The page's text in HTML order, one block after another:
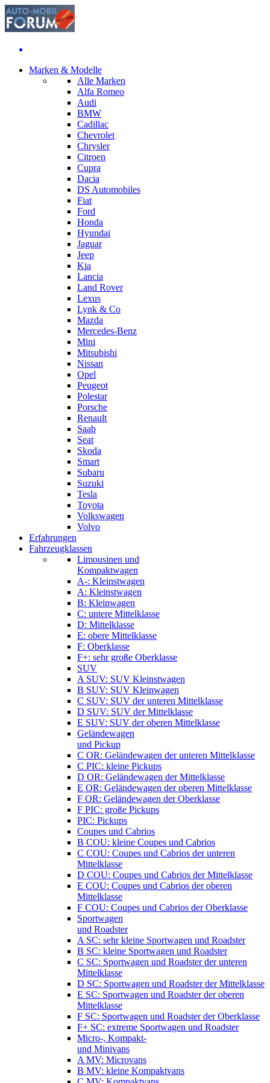
Marken & Modelle
Alle Marken
Alfa Romeo
Audi
BMW
Cadillac
Chevrolet
Chrysler
Citroen
Cupra
Dacia
DS Automobiles
Fiat
Ford
Honda
Hyundai
Jaguar
Jeep
Kia
Lancia
Land Rover
Lexus
Lynk & Co
Mazda
Mercedes-Benz
Mini
Mitsubishi
Nissan
Opel
Peugeot
Polestar
Porsche
Renault
Saab
Seat
Skoda
Smart
Subaru
Suzuki
Tesla
Toyota
Volkswagen
Volvo
Erfahrungen
Fahrzeugklassen
Limousinen und
Kompaktwagen
A-: Kleinstwagen
A: Kleinstwagen
B: Kleinwagen
C: untere Mittelklasse
D: Mittelklasse
E: obere Mittelklasse
F: Oberklasse
F+: sehr große Oberklasse
SUV
A SUV: SUV Kleinstwagen
B SUV: SUV Kleinwagen
C SUV: SUV der unteren Mittelklasse
D SUV: SUV der Mittelklasse
E SUV: SUV der oberen Mittelklasse
Geländewagen
und Pickup
C OR: Geländewagen der unteren Mittelklasse
C PIC: kleine Pickups
D OR: Geländewagen der Mittelklasse
E OR: Geländewagen der oberen Mittelklasse
F OR: Geländewagen der Oberklasse
F PIC: große Pickups
PIC: Pickups
Coupes und Cabrios
B COU: kleine Coupes und Cabrios
C COU: Coupes und Cabrios der unteren
Mittelklasse
D COU: Coupes und Cabrios der Mittelklasse
E COU: Coupes und Cabrios der oberen
Mittelklasse
F COU: Coupes und Cabrios der Oberklasse
Sportwagen
und Roadster
A SC: sehr kleine Sportwagen und Roadster
B SC: kleine Sportwagen und Roadster
C SC: Sportwagen und Roadster der unteren
Mittelklasse
D SC: Sportwagen und Roadster der Mittelklasse
E SC: Sportwagen und Roadster der oberen
Mittelklasse
F SC: Sportwagen und Roadster der Oberklasse
F+ SC: extreme Sportwagen und Roadster
Micro-, Kompakt-
und Minivans
A MV: Microvans
B MV: kleine Kompaktvans